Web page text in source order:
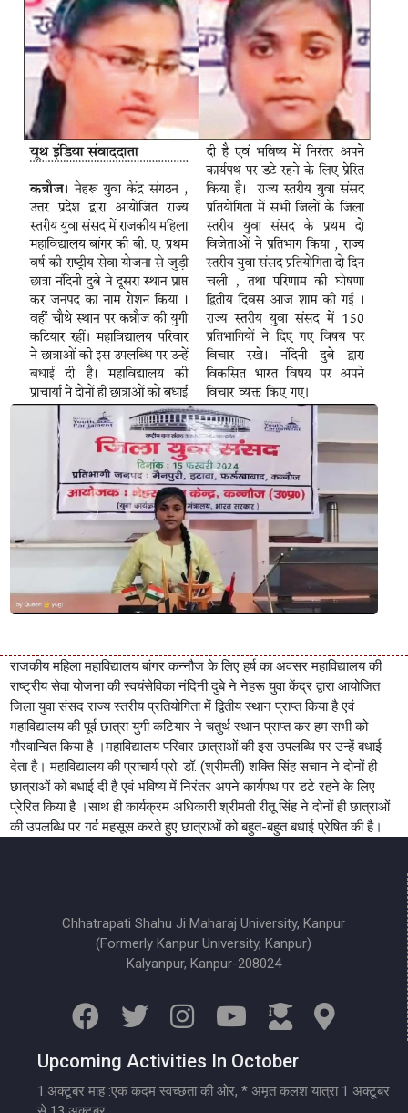
राजकीय महिला महाविद्यालय बांगर कन्नौज के लिए हर्ष का अवसर महाविद्यालय की
राष्ट्रीय सेवा योजना की स्वयंसेविका नंदिनी दुबे ने नेहरू युवा केंद्र द्वारा आयोजित
जिला युवा संसद राज्य स्तरीय प्रतियोगिता में द्वितीय स्थान प्राप्त किया है एवं
महाविद्यालय की पूर्व छात्रा युगी कटियार ने चतुर्थ स्थान प्राप्त कर हम सभी को
गौरवान्वित किया है ।महाविद्यालय परिवार छात्राओं की इस उपलब्धि पर उन्हें बधाई
देता है। महाविद्यालय की प्राचार्य प्रो. डॉ. (श्रीमती) शक्ति सिंह सचान ने दोनों ही
छात्राओं को बधाई दी है एवं भविष्य में निरंतर अपने कार्यपथ पर डटे रहने के लिए
प्रेरित किया है ।साथ ही कार्यक्रम अधिकारी श्रीमती रीतू सिंह ने दोनों ही छात्राओं
की उपलब्धि पर गर्व महसूस करते हुए छात्राओं को बहुत-बहुत बधाई प्रेषित की है।
Chhatrapati Shahu Ji Maharaj University, Kanpur
(Formerly Kanpur University, Kanpur)
Kalyanpur, Kanpur-208024
Upcoming Activities In October
1.अक्टूबर माह :एक कदम स्वच्छता की ओर, * अमृत कलश यात्रा 1 अक्टूबर